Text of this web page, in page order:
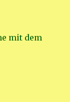
mit dem